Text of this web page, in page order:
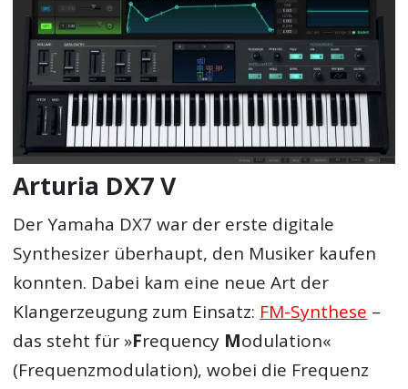
Arturia DX7 V
Der Yamaha DX7 war der erste digitale
Synthesizer überhaupt, den Musiker kaufen
konnten. Dabei kam eine neue Art der
Klangerzeugung zum Einsatz: FM-Synthese –
das steht für »Frequency Modulation«
(Frequenzmodulation), wobei die Frequenz